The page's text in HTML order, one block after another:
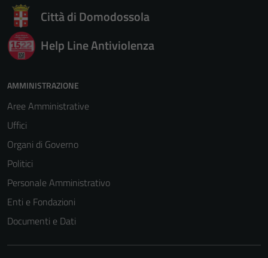
Città di Domodossola
Help Line Antiviolenza
AMMINISTRAZIONE
Aree Amministrative
Uffici
Organi di Governo
Politici
Personale Amministrativo
Enti e Fondazioni
Documenti e Dati
sono necessari